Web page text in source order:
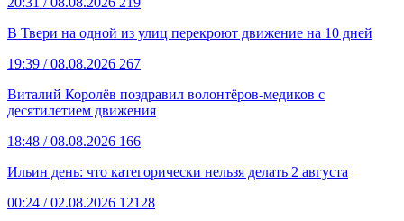
В Твери на одной из улиц перекроют движение на 10 дней
19:39 / 08.08.2026 267
Виталий Королёв поздравил волонтёров-медиков с
десятилетием движения
18:48 / 08.08.2026 166
Ильин день: что категорически нельзя делать 2 августа
00:24 / 02.08.2026 12128